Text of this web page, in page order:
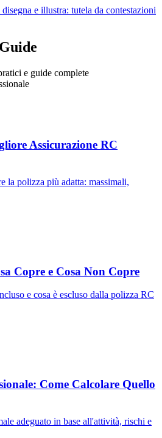
e illustra: tutela da contestazioni
e guide complete
Assicurazione RC
la polizza più adatta: massimali,
Copre e Cosa Non Copre
e cosa è escluso dalla polizza RC
Come Calcolare Quello
adeguato in base all'attività, rischi e